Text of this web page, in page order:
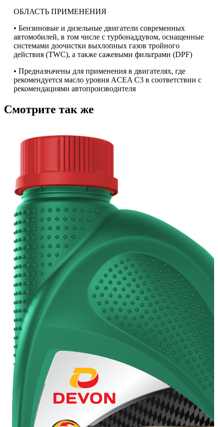
ОБЛАСТЬ ПРИМЕНЕНИЯ
• Бензиновые и дизельные двигатели современных
автомобилей, в том числе с турбонаддувом, оснащенные
системами доочистки выхлопных газов тройного
действия (TWC), а также сажевыми фильтрами (DPF)
• Предназначены для применения в двигателях, где
рекомендуется масло уровня ACEA C3 в соответствии с
рекомендациями автопроизводителя
Смотрите так же